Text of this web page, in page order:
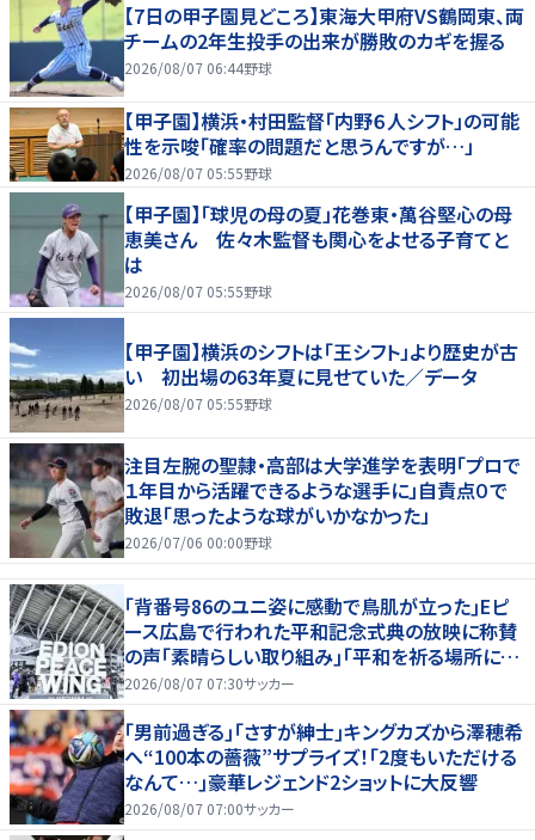
【7日の甲子園見どころ】東海大甲府VS鶴岡東、両
チームの2年生投手の出来が勝敗のカギを握る
2026/08/07 06:44野球
【甲子園】横浜・村田監督「内野６人シフト」の可能
性を示唆「確率の問題だと思うんですが…」
2026/08/07 05:55野球
【甲子園】「球児の母の夏」花巻東・萬谷堅心の母
恵美さん 佐々木監督も関心をよせる子育てと
は
2026/08/07 05:55野球
【甲子園】横浜のシフトは「王シフト」より歴史が古
い 初出場の63年夏に見せていた／データ
2026/08/07 05:55野球
注目左腕の聖隷・高部は大学進学を表明「プロで
１年目から活躍できるような選手に」自責点０で
敗退「思ったような球がいかなかった」
2026/07/06 00:00野球
｢背番号86のユニ姿に感動で鳥肌が立った｣Eピ
ース広島で行われた平和記念式典の放映に称賛
の声｢素晴らしい取り組み｣｢平和を祈る場所に相
応しい｣
2026/08/07 07:30サッカー
｢男前過ぎる｣｢さすが紳士｣キングカズから澤穂希
へ“100本の薔薇”サプライズ！｢2度もいただける
なんて…｣豪華レジェンド2ショットに大反響
2026/08/07 07:00サッカー